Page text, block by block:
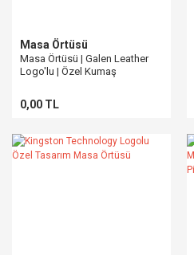
Masa Örtüsü
Masa Örtüsü | Galen Leather
Logo'lu | Özel Kumaş
0,00 TL